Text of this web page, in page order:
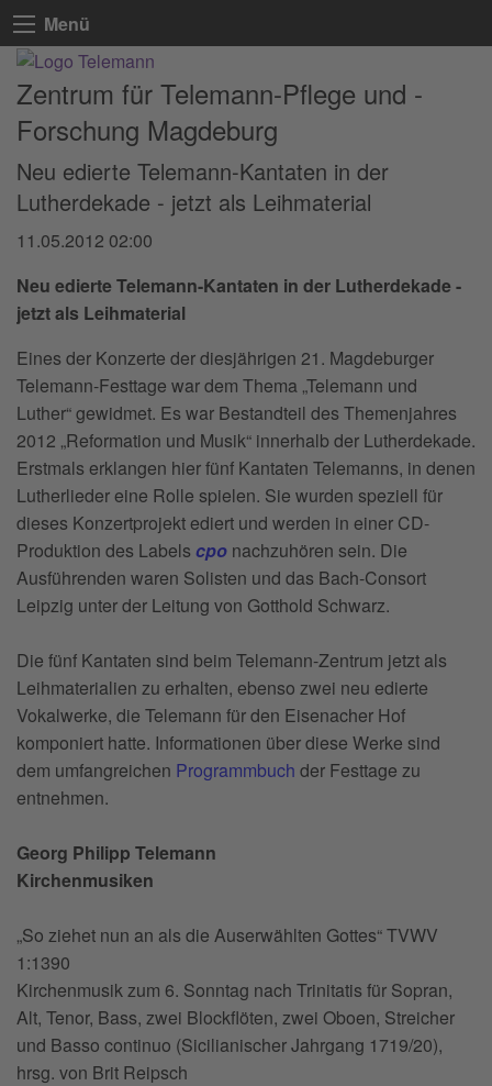
Menü
Zentrum für Telemann-Pflege und -
Forschung Magdeburg
Neu edierte Telemann-Kantaten in der
Lutherdekade - jetzt als Leihmaterial
11.05.2012 02:00
Neu edierte Telemann-Kantaten in der Lutherdekade -
jetzt als Leihmaterial
Eines der Konzerte der diesjährigen 21. Magdeburger
Telemann-Festtage war dem Thema „Telemann und
Luther“ gewidmet. Es war Bestandteil des Themenjahres
2012 „Reformation und Musik“ innerhalb der Lutherdekade.
Erstmals erklangen hier fünf Kantaten Telemanns, in denen
Lutherlieder eine Rolle spielen. Sie wurden speziell für
dieses Konzertprojekt ediert und werden in einer CD-
Produktion des Labels cpo nachzuhören sein. Die
Ausführenden waren Solisten und das Bach-Consort
Leipzig unter der Leitung von Gotthold Schwarz.
Die fünf Kantaten sind beim Telemann-Zentrum jetzt als
Leihmaterialien zu erhalten, ebenso zwei neu edierte
Vokalwerke, die Telemann für den Eisenacher Hof
komponiert hatte. Informationen über diese Werke sind
dem umfangreichen Programmbuch der Festtage zu
entnehmen.
Georg Philipp Telemann
Kirchenmusiken
„So ziehet nun an als die Auserwählten Gottes“ TVWV
1:1390
Kirchenmusik zum 6. Sonntag nach Trinitatis für Sopran,
Alt, Tenor, Bass, zwei Blockflöten, zwei Oboen, Streicher
und Basso continuo (Sicilianischer Jahrgang 1719/20),
hrsg. von Brit Reipsch